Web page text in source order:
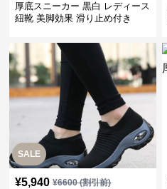
厚底スニーカー 黒白 レディース
紐靴 美脚効果 滑り止め付き
SALE
¥5,940 ¥6600(割引前)